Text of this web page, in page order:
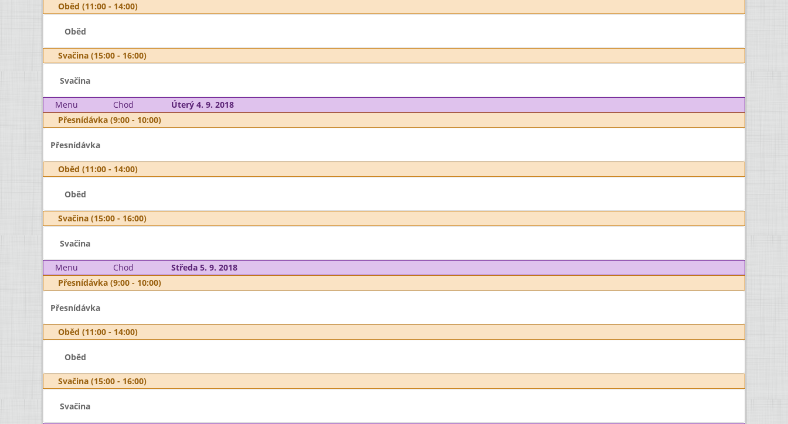
Oběd (11:00 - 14:00)
Oběd
Svačina (15:00 - 16:00)
Svačina
Menu Chod
Úterý 4. 9. 2018
Přesnídávka (9:00 - 10:00)
Přesnídávka
Oběd (11:00 - 14:00)
Oběd
Svačina (15:00 - 16:00)
Svačina
Menu Chod
Středa 5. 9. 2018
Přesnídávka (9:00 - 10:00)
Přesnídávka
Oběd (11:00 - 14:00)
Oběd
Svačina (15:00 - 16:00)
Svačina